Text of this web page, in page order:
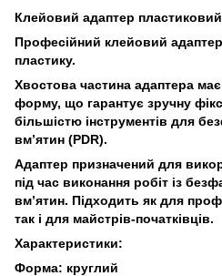
Клейовий адаптер
Професійний клейовий
пластику.
Хвостова частина адаптера
форму, що гарантує зручну
більшістю інструментів для
вм’ятин (PDR).
Адаптер призначений для
під час виконання робіт із
вм’ятин. Підходить як для
так і для майстрів-початківців.
Характеристики:
Форма: круглий